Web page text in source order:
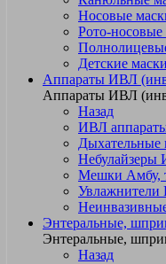
Носовые
Рото-носовые
Детские маски
Аппараты ИВЛ
Аппараты ИВЛ
Назад
ИВЛ
Небулайзеры
Мешки Амбу,
Увлажнители
Энтеральные,
Энтеральные,
Назад